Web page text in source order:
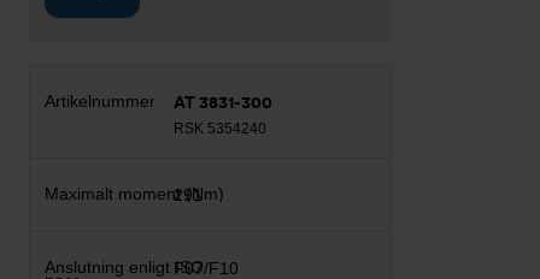
AT 3831-300
RSK 5354240
291
F07/F10